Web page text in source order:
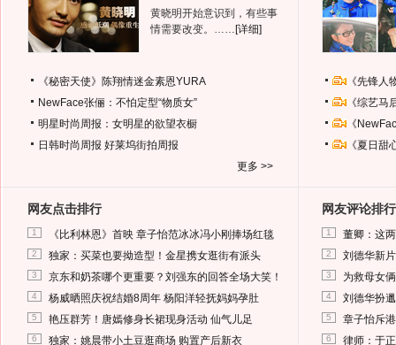
黄晓明开始意识到，有些事
情需要改变。…… [详细]
《秘密天使》陈翔情迷金素恩YURA
NewFace张俪：不怕定型“物质女”
明星时尚周报：女明星的欲望衣橱
日韩时尚周报 好莱坞街拍周报
更多 >>
《先锋
《综艺
《
《夏日
网友点击排行
1 《比利林恩》首映 章子怡范冰冰冯小刚捧场红毯
2 独家：买菜也要拗造型！金星携女逛街有派头
3 京东和奶茶哪个更重要？刘强东的回答全场大笑！
4 杨威晒照庆祝结婚8周年 杨阳洋轻抚妈妈孕肚
5 艳压群芳！唐嫣修身长裙现身活动 仙气儿足
6 独家：姚晨带小土豆逛商场 购置产后新衣
网友评论排行
1 董卿：这
2 刘德华新
3 为救母女
4 刘德华扮
5 章子怡斥
6 律师：于